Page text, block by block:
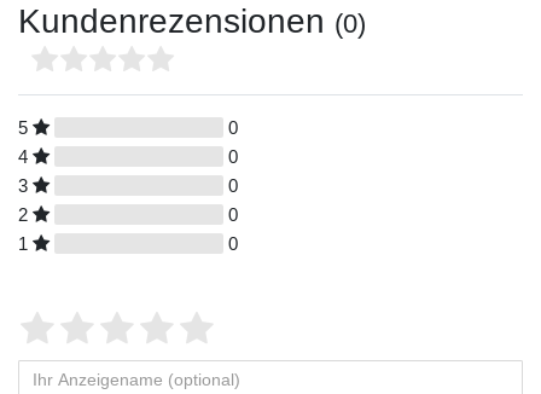
Kundenrezensionen (0)
5
0
4
0
3
0
2
0
1
0